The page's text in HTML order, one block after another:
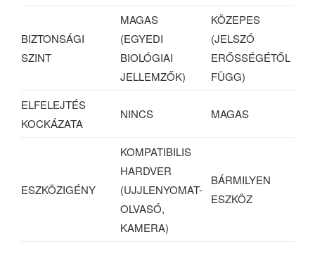
BIZTONSÁGI
SZINT
MAGAS
(EGYEDI
BIOLÓGIAI
JELLEMZŐK)
KÖZEPES
(JELSZÓ
ERŐSSÉGÉTŐL
FÜGG)
ELFELEJTÉS
KOCKÁZATA
NINCS MAGAS
ESZKÖZIGÉNY
KOMPATIBILIS
HARDVER
(UJJLENYOMAT-
OLVASÓ,
KAMERA)
BÁRMILYEN
ESZKÖZ